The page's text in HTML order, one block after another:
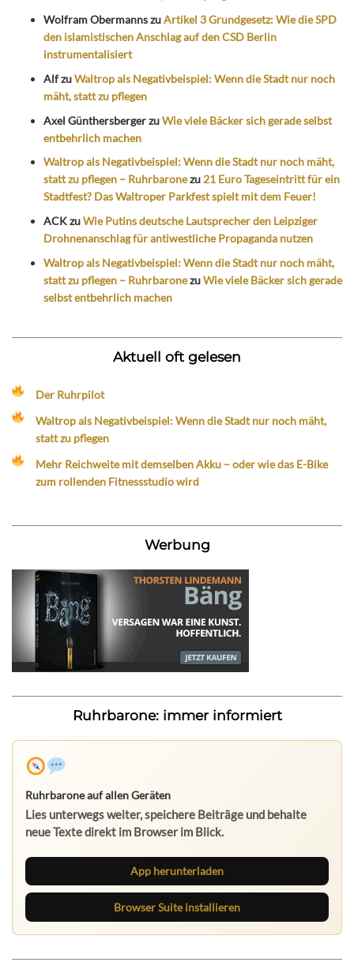
Wolfram ObermannszuArtikel 3 Grundgesetz: Wie die SPD
den islamistischen Anschlag auf den CSD Berlin
instrumentalisiert
AlfzuWaltrop als Negativbeispiel: Wenn die Stadt nur noch
mäht, statt zu pflegen
Axel GünthersbergerzuWie viele Bäcker sich gerade selbst
entbehrlich machen
Waltrop als Negativbeispiel: Wenn die Stadt nur noch mäht,
statt zu pflegen – Ruhrbaronezu21 Euro Tageseintritt für ein
Stadtfest? Das Waltroper Parkfest spielt mit dem Feuer!
ACKzuWie Putins deutsche Lautsprecher den Leipziger
Drohnenanschlag für antiwestliche Propaganda nutzen
Waltrop als Negativbeispiel: Wenn die Stadt nur noch mäht,
statt zu pflegen – RuhrbaronezuWie viele Bäcker sich gerade
selbst entbehrlich machen
Aktuell oft gelesen
Der Ruhrpilot
Waltrop als Negativbeispiel: Wenn die Stadt nur noch mäht,
statt zu pflegen
Mehr Reichweite mit demselben Akku – oder wie das E-Bike
zum rollenden Fitnessstudio wird
Werbung
Ruhrbarone: immer informiert
Ruhrbarone auf allen Geräten
Lies unterwegs weiter, speichere Beiträge und behalte
neue Texte direkt im Browser im Blick.
App herunterladen
Browser Suite installieren